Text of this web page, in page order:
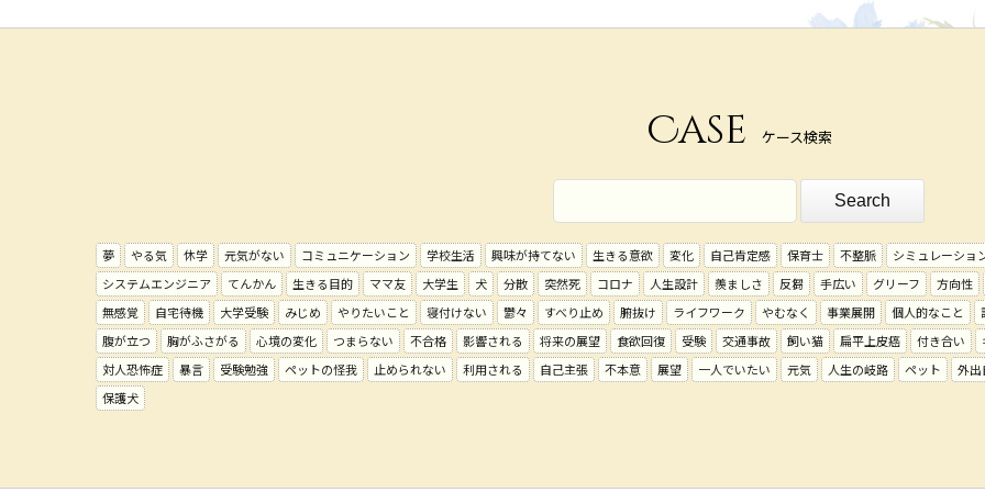
Case ケース検索
夢 やる気 休学 元気がない コミュニケーション 学校生活 興味が持てない 生きる意欲 変化 自己肯定感 保育士 不整脈
シミュレーショ
システムエンジニア
てんかん 生きる目的 ママ友 大学生 犬 分散 突然死 コロナ 人生設計 羨ましさ 反芻 手広い グリーフ
方向性
無感覚
自宅待機 大学受験 みじめ やりたいこと 寝付けない 鬱々 すべり止め 腑抜け ライフワーク やむなく 事業展開 個人的なこと
腹が立つ
胸がふさがる 心境の変化 つまらない 不合格 影響される 将来の展望 食欲回復 受験 交通事故 飼い猫 扁平上皮癌 付き合い
対人恐怖症
暴言 受験勉強 ペットの怪我 止められない 利用される 自己主張 不本意 展望 一人でいたい 元気 人生の岐路 ペット
外出
保護犬